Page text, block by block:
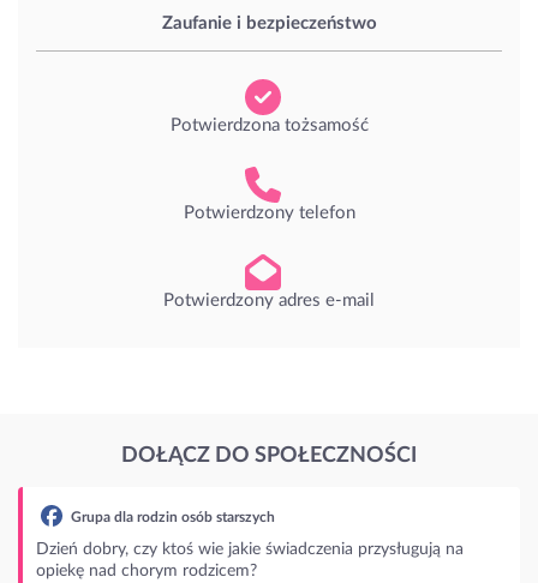
Zaufanie i bezpieczeństwo
Potwierdzona tożsamość
Potwierdzony telefon
Potwierdzony adres e-mail
DOŁĄCZ DO SPOŁECZNOŚCI
starszych
jakie świadczenia przysługują na